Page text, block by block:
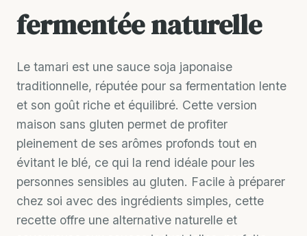
fermentée naturelle
Le tamari est une sauce soja japonaise
traditionnelle, réputée pour sa fermentation lente
et son goût riche et équilibré. Cette version
maison sans gluten permet de profiter
pleinement de ses arômes profonds tout en
évitant le blé, ce qui la rend idéale pour les
personnes sensibles au gluten. Facile à préparer
chez soi avec des ingrédients simples, cette
recette offre une alternative naturelle et